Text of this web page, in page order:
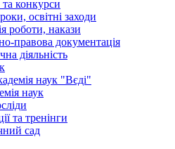
конкурси
освітні заходи
роботи, накази
правова документація
діяльність
наук "Вєді"
наук
та тренінги
сад